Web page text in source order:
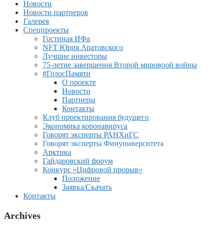
Новости
Новости партнеров
Галерея
Спецпроекты
Гостиная ИФа
NFT Юрия Аратовского
Лучшие инвесторы
75-летие завершения Второй мировоой войны
#ГолосПамяти
О проекте
Новости
Партнеры
Контакты
Клуб проектирования будущего
Экономика коронавируса
Говорят эксперты РАНХиГС
Говорят эксперты Финуниверситета
Арктика
Гайдаровский форум
Конкурс «Цифровой прорыв»
Положение
Заявка/Скачать
Контакты
Archives